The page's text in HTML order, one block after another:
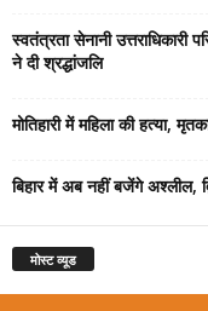
स्वतंत्रता सेनानी उत्तराधिकारी
ने दी श्रद्धांजलि
मोतिहारी में महिला की हत्या,
बिहार में अब नहीं बजेंगे अश्लील,
मोस्ट व्यूड